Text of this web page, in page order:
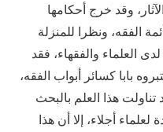
وقد خرج أحكامها
الفقه، ونظرا للمنزلة
العلماء والفقهاء، فقد
بابا كسائر أبواب الفقه،
هذا العلم بالبحث
أجلاء، إلا أن هذا